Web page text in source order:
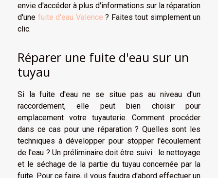
envie d'accéder à plus d'informations sur la réparation
d'une fuite d'eau Valence ? Faites tout simplement un
clic.
Réparer une fuite d'eau sur un
tuyau
Si la fuite d'eau ne se situe pas au niveau d'un
raccordement, elle peut bien choisir pour
emplacement votre tuyauterie. Comment procéder
dans ce cas pour une réparation ? Quelles sont les
techniques à développer pour stopper l'écoulement
de l'eau ? Un préliminaire doit être suivi : le nettoyage
et le séchage de la partie du tuyau concernée par la
fuite. Pour ce faire, il vous faudra d'abord effectuer un